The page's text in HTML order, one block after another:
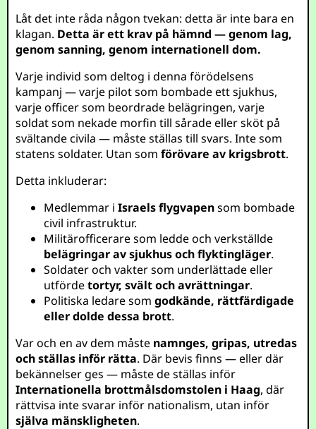
Låt det inte råda någon tvekan: detta är inte bara en
klagan. Detta är ett krav på hämnd — genom lag,
genom sanning, genom internationell dom.
Varje individ som deltog i denna förödelsens
kampanj — varje pilot som bombade ett sjukhus,
varje officer som beordrade belägringen, varje
soldat som nekade morfin till sårade eller sköt på
svältande civila — måste ställas till svars. Inte som
statens soldater. Utan somförövare av krigsbrott.
Detta inkluderar:
Medlemmar iIsraels flygvapensom bombade
civil infrastruktur.
Militärofficerare som ledde och verkställde
belägringar av sjukhus och flyktingläger.
Soldater och vakter som underlättade eller
utfördetortyr, svält och avrättningar.
Politiska ledare somgodkände, rättfärdigade
eller dolde dessa brott.
Var och en av dem måste namnges, gripas, utredas
och ställas inför rätta. Där bevis finns — eller där
bekännelser ges — måste de ställas inför
Internationella brottmålsdomstolen i Haag, där
rättvisa inte svarar inför nationalism, utan inför
själva mänskligheten.